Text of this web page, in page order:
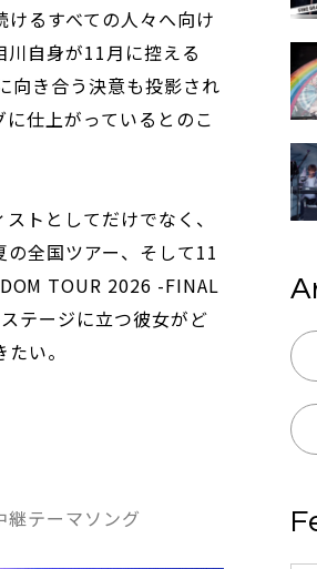
るすべての人々へ向け
自身が11月に控える
向き合う決意も投影され
仕上がっているとのこ
トとしてだけでなく、
全国ツアー、そして11
TOUR 2026 -FINAL
テージに立つ彼女がど
い。
テーマソング